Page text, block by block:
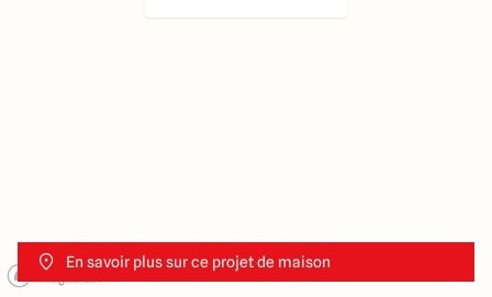
En savoir plus sur ce projet de maison